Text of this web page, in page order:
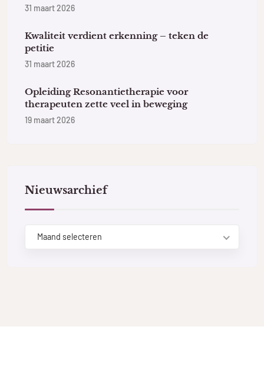
31 maart 2026
Kwaliteit verdient erkenning – teken de
petitie
31 maart 2026
Opleiding Resonantietherapie voor
therapeuten zette veel in beweging
19 maart 2026
Nieuwsarchief
Maand selecteren